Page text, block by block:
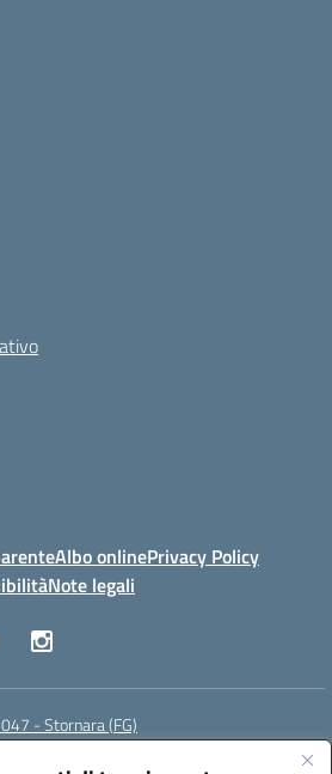
Albo onlinePrivacy Policy
Note legali
- Stornara (FG)